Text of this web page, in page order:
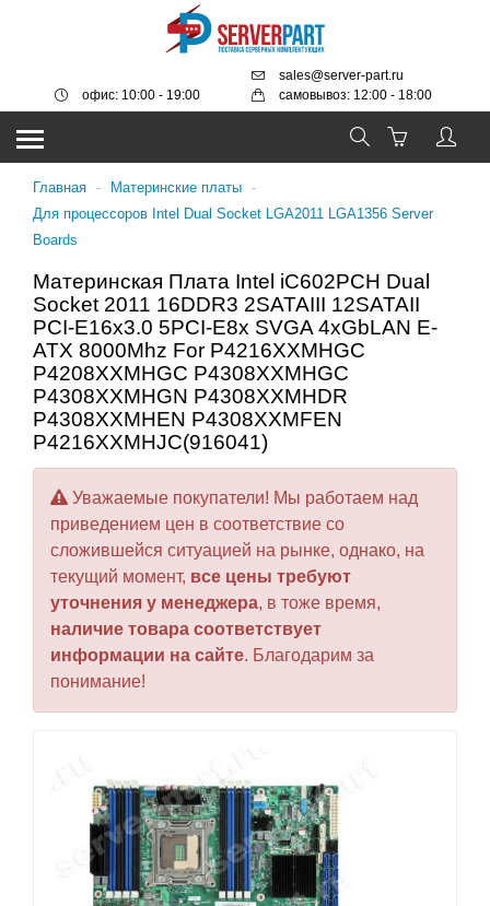
sales@server-part.ru
самовывоз: 12:00 - 18:00
офис: 10:00 - 19:00
Главная - Материнские платы -
Для процессоров Intel Dual Socket LGA2011 LGA1356 Server
Boards
Материнская Плата Intel iC602PCH Dual
Socket 2011 16DDR3 2SATAIII 12SATAII
PCI-E16x3.0 5PCI-E8x SVGA 4xGbLAN E-
ATX 8000Mhz For P4216XXMHGC
P4208XXMHGC P4308XXMHGC
P4308XXMHGN P4308XXMHDR
P4308XXMHEN P4308XXMFEN
P4216XXMHJC(916041)
Уважаемые покупатели! Мы работаем над
приведением цен в соответствие со
сложившейся ситуацией на рынке, однако, на
текущий момент, все цены требуют
уточнения у менеджера, в тоже время,
наличие товара соответствует
информации на сайте. Благодарим за
понимание!